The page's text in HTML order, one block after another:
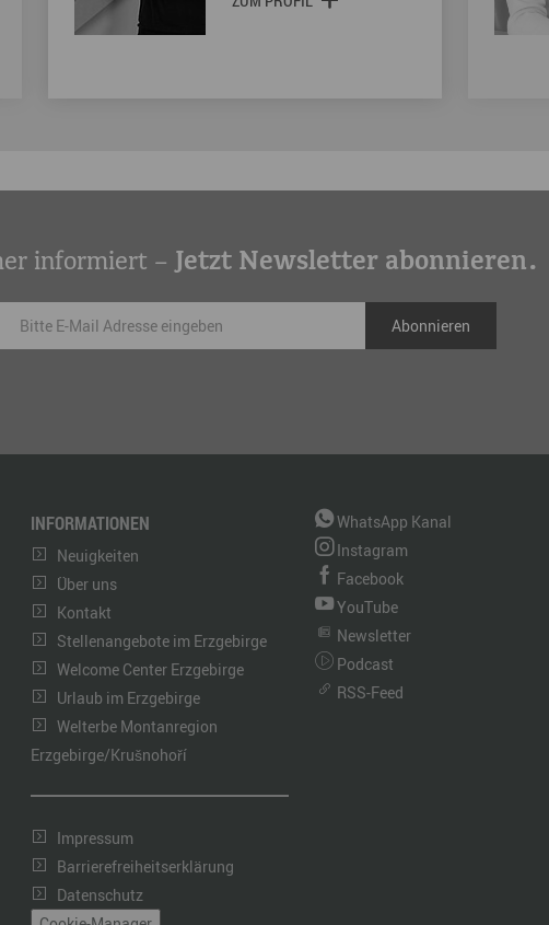
informiert – Jetzt Newsletter abonnieren.
INFORMATIONEN
Neuigkeiten
Über uns
Kontakt
Stellenangebote im Erzgebirge
Welcome Center Erzgebirge
Urlaub im Erzgebirge
Welterbe Montanregion
Erzgebirge/Krušnohoří
Impressum
Barrierefreiheitserklärung
Datenschutz
WhatsApp Kanal
Instagram
Facebook
YouTube
Newsletter
Podcast
RSS-Feed